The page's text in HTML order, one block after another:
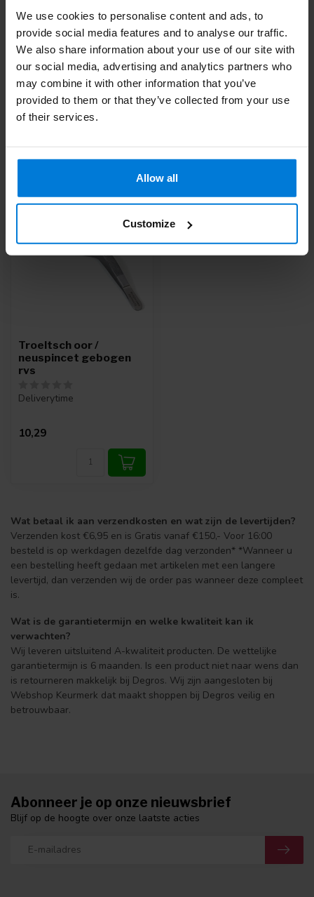
We use cookies to personalise content and ads, to
provide social media features and to analyse our traffic.
We also share information about your use of our site with
our social media, advertising and analytics partners who
may combine it with other information that you’ve
provided to them or that they’ve collected from your use
of their services.
Allow all
Customize
6,42
Heb je vragen over dit product?
Of heb je hulp nodig bij je bestelling? Neem contact op via
mail met onzeKlantenservice
Troeltsch oor /
neuspincet gebogen
rvs
Deliverytime
10,29
Wat betaal ik aan verzendkosten en wat zijn de levertijden?
Verzenden kost €6,95 en is Gratis vanaf €150,- Voor 16:00
besteld is op werkdagen dezelfde dag verzonden* *Wanneer u
een bestelling heeft gedaan met artikelen met een langere
levertijd, dan verzenden wij de order pas wanneer deze compleet
is.
Wat is de garantietermijn en welke kwaliteit kan ik
verwachten?
Wij leveren uitsluitend A-kwaliteit producten. De wettelijke
garantietermijn is 6 maanden. Is een product niet naar wens dan
is retourneren makkelijk bij Degros. Wij zijn aangesloten bij
Webshop Keurmerk dat maakt shoppen bij Degros veilig en
betrouwbaar.
Abonneer je op onze nieuwsbrief
Blijf op de hoogte over onze laatste acties